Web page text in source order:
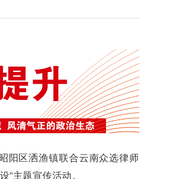
阳区洒渔镇联合云南众选律师
主题宣传活动。